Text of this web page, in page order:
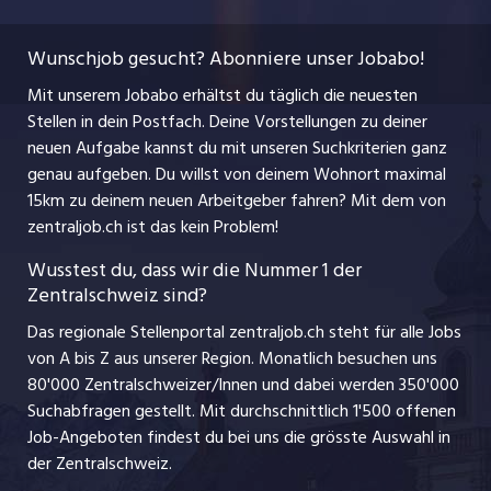
Freelance Jobs
Praktika
Lehrstellen
Ferienjobs
Führungspositionen
Jobline
Nutzungsbedingungen
Impressum
jobbasel.ch
jobbern.ch
jobmittelland.ch
schaffu.ch (VS)
ajourjob.ch
Wunschjob gesucht? Abonniere unser Jobabo!
Mit unserem Jobabo erhältst du täglich die neuesten
Stellen in dein Postfach. Deine Vorstellungen zu deiner
neuen Aufgabe kannst du mit unseren Suchkriterien ganz
genau aufgeben. Du willst von deinem Wohnort maximal
15km zu deinem neuen Arbeitgeber fahren? Mit demvon
zentraljob.ch ist das kein Problem!
Wusstest du, dass wir die Nummer 1 der
Zentralschweiz sind?
Das regionale Stellenportal zentraljob.ch steht für alle Jobs
von A bis Z aus unserer Region. Monatlich besuchen uns
80'000 Zentralschweizer/Innen und dabei werden 350'000
Suchabfragen gestellt. Mit durchschnittlich 1'500 offenen
Job-Angeboten findest du bei uns die grösste Auswahl in
der Zentralschweiz.